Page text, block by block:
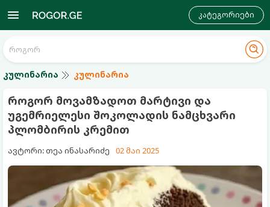
კატეგორიები
კულინარია კულინარია
როგორ მოვამზადოთ მარტივი და
უგემრიელესი შოკოლადის ნამცხვარი
პლომბირის კრემით
ავტორი: თეა ინასარიძე 02 მაი 2025